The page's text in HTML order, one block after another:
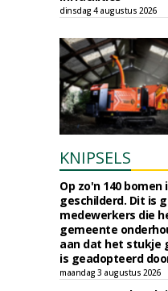
dinsdag 4 augustus 2026
KNIPSELS
Op zo'n 140
geschilderd. Dit is
medewerkers die
gemeente
aan dat het stukje
is geadopteerd
maandag 3 augustus 2026